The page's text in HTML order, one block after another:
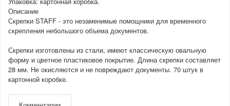
Описание
Скрепки STAFF - это незаменимые помощники для временного
скрепления небольшого объема документов.
Скрепки изготовлены из стали, имеют классическую овальную
форму и цветное пластиковое покрытие. Длина скрепки составляет
28 мм. Не окисляются и не повреждают документы. 70 штук в
картонной коробке.